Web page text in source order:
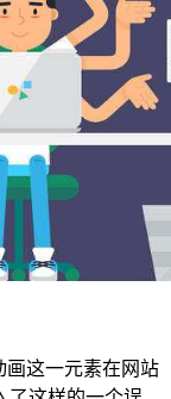
画这一元素在网站